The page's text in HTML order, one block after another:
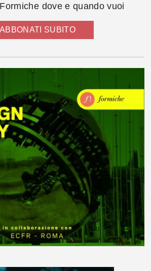
dove e quando vuoi
ABBONATI SUBITO